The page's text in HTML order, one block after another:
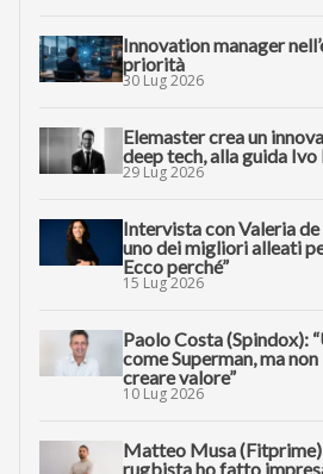
Innovation manager
priorità
30 Lug 2026
Elemaster crea un
deep tech, alla guida
29 Lug 2026
Intervista con Valeria de
uno dei migliori alleati
Ecco perché”
15 Lug 2026
Paolo Costa (Spindox):
come Superman, ma
creare valore”
10 Lug 2026
Matteo Musa
rugbista ho fatto